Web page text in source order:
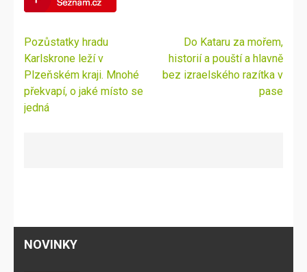
Navigace
pro
příspěvek
Pozůstatky hradu
Karlskrone leží v
Plzeňském kraji. Mnohé
překvapí, o jaké místo se
jedná
Do Kataru za mořem,
historií a pouští a hlavně
bez izraelského razítka v
pase
NOVINKY